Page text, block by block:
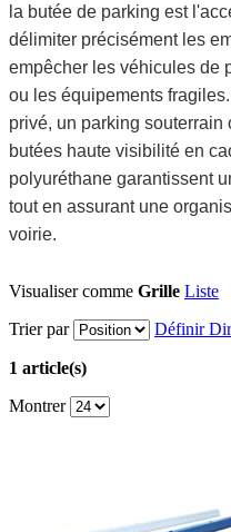
la butée de parking est
délimiter précisément les
empêcher les véhicules de
ou les équipements
privé, un parking
butées haute visibilité en
polyuréthane garantissent
tout en assurant une
voirie.
Visualiser comme Grille Liste
Trier par
Définir
1 article(s)
Montrer